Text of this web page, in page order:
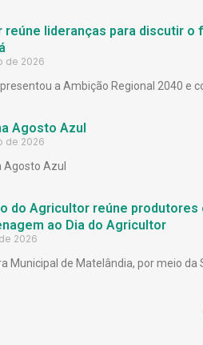
reúne lideranças para discutir o
de 2026
a Ambição Regional 2040 e
Agosto Azul
de 2026
Agosto Azul
do Agricultor reúne produtores
ao Dia do Agricultor
2026
Municipal de Matelândia, por meio da